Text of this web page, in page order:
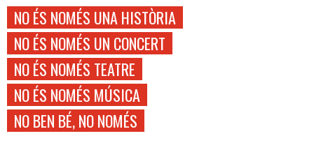
NO ÉS NOMÉS UNA HISTÒRIA
NO ÉS NOMÉS UN CONCERT
NO ÉS NOMÉS TEATRE
NO ÉS NOMÉS MÚSICA
NO BEN BÉ, NO NOMÉS